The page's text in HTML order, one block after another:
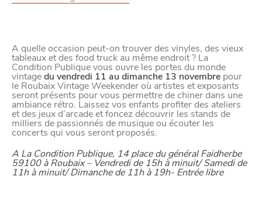
A quelle occasion peut-on trouver des vinyles, des vieux
tableaux et des food truck au même endroit ? La
Condition Publique vous ouvre les portes du monde
vintagedu vendredi 11 au dimanche 13 novembre pour
le Roubaix Vintage Weekender où artistes et exposants
seront présents pour vous permettre de chiner dans une
ambiance rétro. Laissez vos enfants profiter des ateliers
et des jeux d’arcade et foncez découvrir les stands de
milliers de passionnés de musique ou écouter les
concerts qui vous seront proposés.
A La Condition Publique, 14 place du général Faidherbe
59100 à Roubaix – Vendredi de 15h à minuit/ Samedi de
11h à minuit/ Dimanche de 11h à 19h- Entrée libre